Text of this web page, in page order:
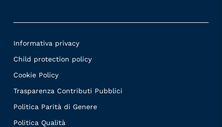
Informativa privacy
Child protection policy
Cookie Policy
Trasparenza Contributi Pubblici
Politica Parità di Genere
Politica Qualità